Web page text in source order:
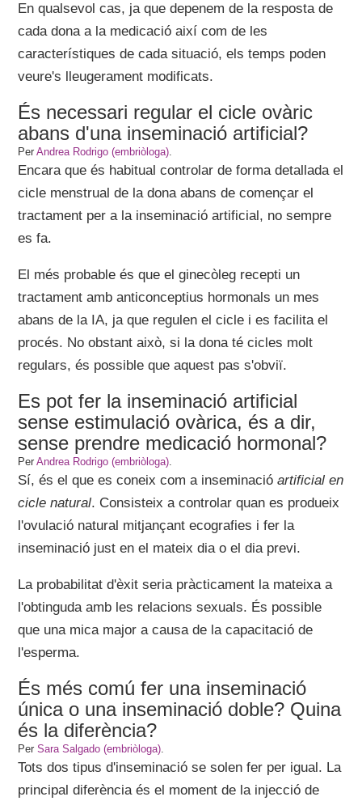
En qualsevol cas, ja que depenem de la resposta de
cada dona a la medicació així com de les
característiques de cada situació, els temps poden
veure's lleugerament modificats.
És necessari regular el cicle ovàric
abans d'una inseminació artificial?
PerAndrea Rodrigo (embriòloga).
Encara que és habitual controlar de forma detallada el
cicle menstrual de la dona abans de començar el
tractament per a la inseminació artificial, no sempre
es fa.
El més probable és que el ginecòleg recepti un
tractament amb anticonceptius hormonals un mes
abans de la IA, ja que regulen el cicle i es facilita el
procés. No obstant això, si la dona té cicles molt
regulars, és possible que aquest pas s'obviï.
Es pot fer la inseminació artificial
sense estimulació ovàrica, és a dir,
sense prendre medicació hormonal?
PerAndrea Rodrigo (embriòloga).
Sí, és el que es coneix com a inseminacióartificial en
cicle natural. Consisteix a controlar quan es produeix
l'ovulació natural mitjançant ecografies i fer la
inseminació just en el mateix dia o el dia previ.
La probabilitat d'èxit seria pràcticament la mateixa a
l'obtinguda amb les relacions sexuals. És possible
que una mica major a causa de la capacitació de
l'esperma.
És més comú fer una inseminació
única o una inseminació doble? Quina
és la diferència?
PerSara Salgado (embriòloga).
Tots dos tipus d'inseminació se solen fer per igual. La
principal diferència és el moment de la injecció de